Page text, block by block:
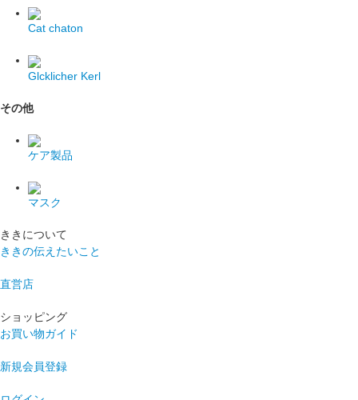
Cat chaton
Glcklicher Kerl
その他
ケア製品
マスク
ききについて
ききの伝えたいこと
直営店
ショッピング
お買い物ガイド
新規会員登録